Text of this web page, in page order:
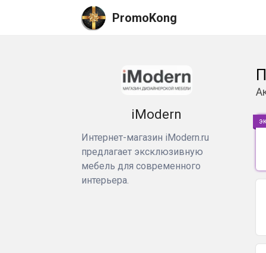
PromoKong
iModern
Интернет-магазин iModern.ru
предлагает эксклюзивную
мебель для современного
интерьера.